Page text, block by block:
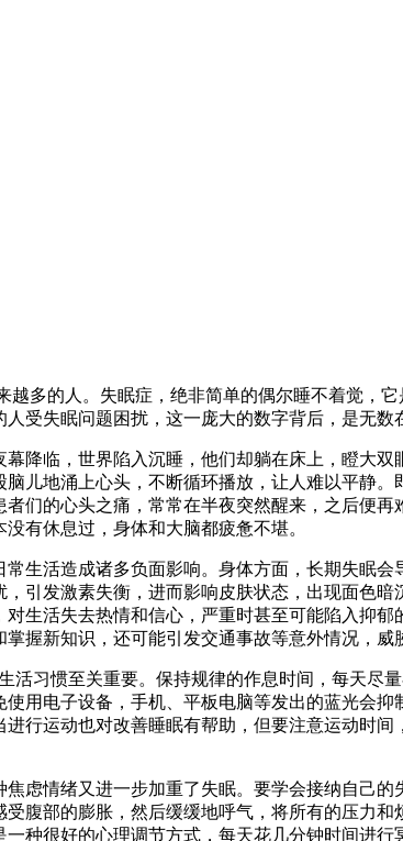
的人。失眠症，绝非简单的偶尔睡不着觉，它
受失眠问题困扰，这一庞大的数字背后，是无
临，世界陷入沉睡，他们却躺在床上，瞪大双
儿地涌上心头，不断循环播放，让人难以平静
们的心头之痛，常常在半夜突然醒来，之后便
有休息过，身体和大脑都疲惫不堪。​
活造成诸多负面影响。身体方面，长期失眠会
引发激素失衡，进而影响皮肤状态，出现面色
生活失去热情和信心，严重时甚至可能陷入抑
握新知识，还可能引发交通事故等意外情况，威
习惯至关重要。保持规律的作息时间，每天尽
用电子设备，手机、平板电脑等发出的蓝光会
行运动也对改善睡眠有帮助，但要注意运动时
情绪又进一步加重了失眠。要学会接纳自己的
腹部的膨胀，然后缓缓地呼气，将所有的压力
种很好的心理调节方式，每天花几分钟时间进